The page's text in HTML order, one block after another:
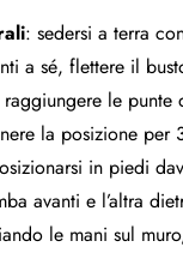
: sedersi a terra
a sé, flettere il
le
la posizione per
in piedi
avanti e l’altra
le mani sul